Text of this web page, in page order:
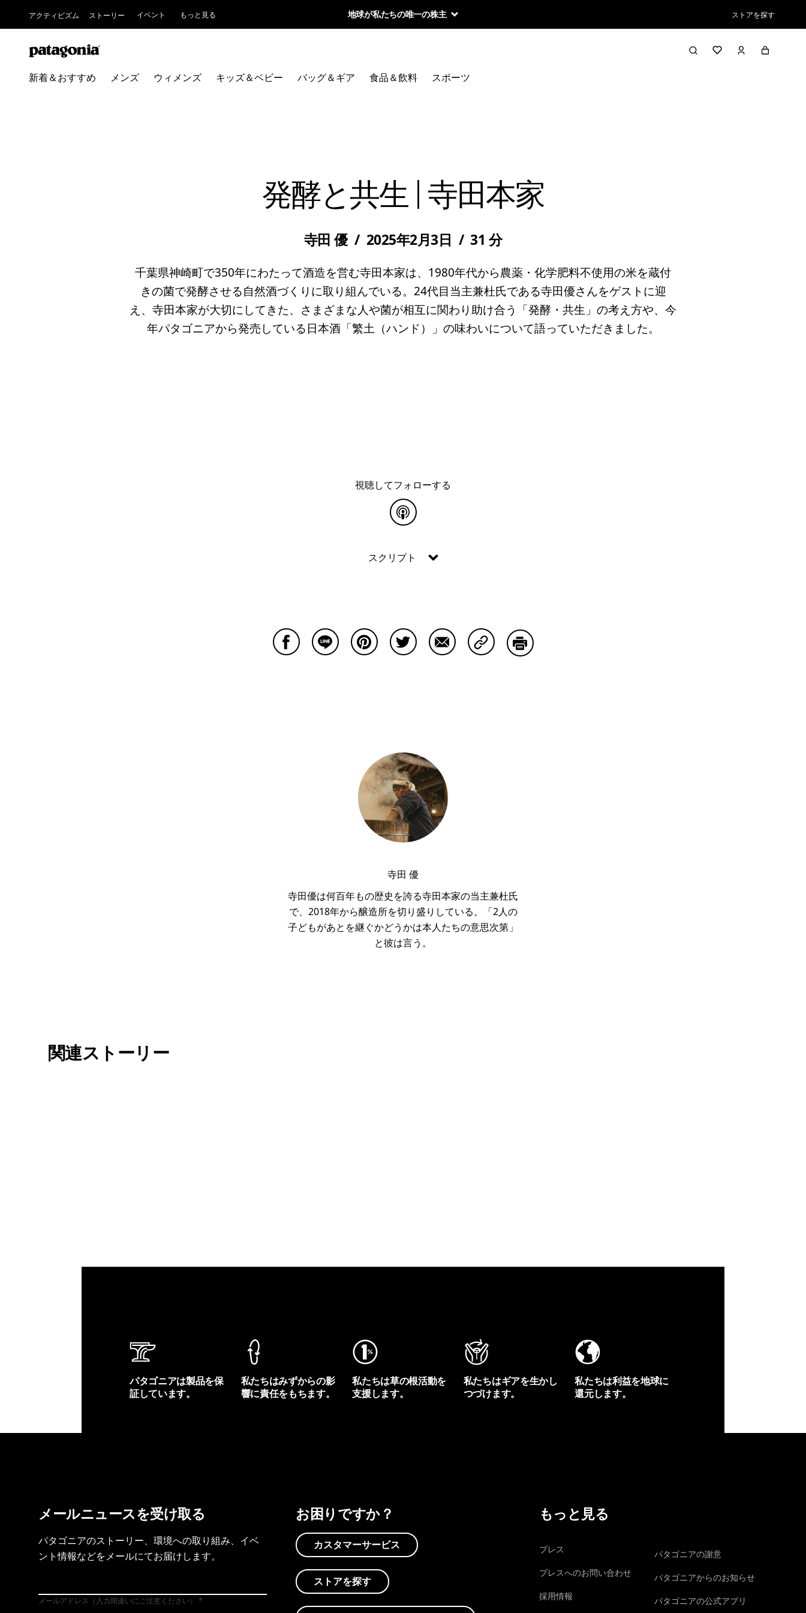
アクティビズム ストーリー イベント もっと見る 地球が私たちの唯一の株主 ストアを探す
新着＆おすすめ メンズ ウィメンズ キッズ＆ベビー バッグ＆ギア 食品＆飲料 スポーツ
発酵と共生 | 寺田本家
寺田 優 / 2025年2月3日 / 31 分
千葉県神崎町で350年にわたって酒造を営む寺田本家は、1980年代から農薬・化学肥料不使用の米を蔵付
きの菌で発酵させる自然酒づくりに取り組んでいる。24代目当主兼杜氏である寺田優さんをゲストに迎
え、寺田本家が大切にしてきた、さまざまな人や菌が相互に関わり助け合う「発酵・共生」の考え方や、今
年パタゴニアから発売している日本酒「繁土（ハンド）」の味わいについて語っていただきました。
視聴してフォローする
スクリプト
寺田 優
寺田優は何百年もの歴史を誇る寺田本家の当主兼杜氏
で、2018年から醸造所を切り盛りしている。「2人の
子どもがあとを継ぐかどうかは本人たちの意思次第」
と彼は言う。
関連ストーリー
パタゴニアは製品を保
証しています。
私たちはみずからの影
響に責任をもちます。
私たちは草の根活動を
支援します。
私たちはギアを生かし
つづけます。
私たちは利益を地球に
還元します。
メールニュースを受け取る
パタゴニアのストーリー、環境への取り組み、イベ
ント情報などをメールにてお届けします。
メールアドレス（入力間違いにご注意ください）
お困りですか？
カスタマーサービス
ストアを探す
もっと見る
プレス
プレスへのお問い合わせ
採用情報
パタゴニアの謝意
パタゴニアからのお知らせ
パタゴニアの公式アプリ